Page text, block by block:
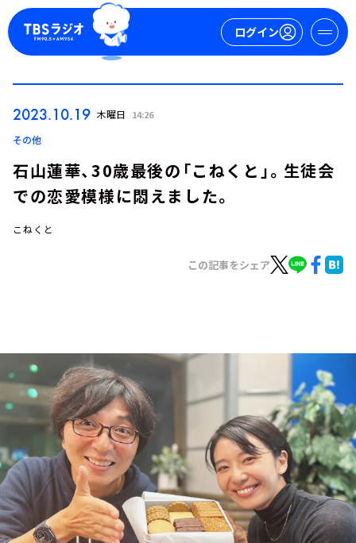
ログイン
お知らせ
イベント・グッズ
YouTube
会社情報
2023.10.19 木曜日 14:26
その他
石山蓮華、30歳最後の「こねくと」。生徒会
での恋愛模様に悶えました。
こねくと
この記事をシェア